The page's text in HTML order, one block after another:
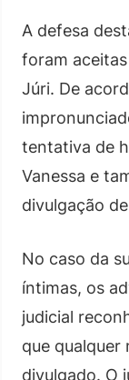
A defesa
foram
Júri. De
tentativa de
Vanessa e
divulgação
No caso da
íntimas, os
judicial
que
divulgado. O